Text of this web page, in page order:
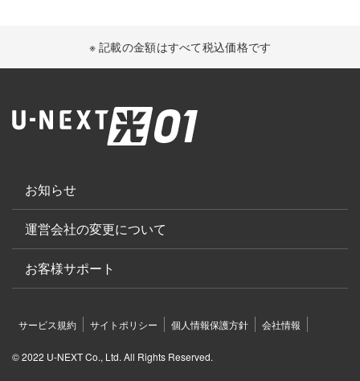
※ 記載の金額はすべて税込価格です
お知らせ
運営会社の変更について
お客様サポート
サービス規約 サイトポリシー 個人情報保護方針 会社情報
© 2022 U-NEXT Co., Ltd. All Rights Reserved.